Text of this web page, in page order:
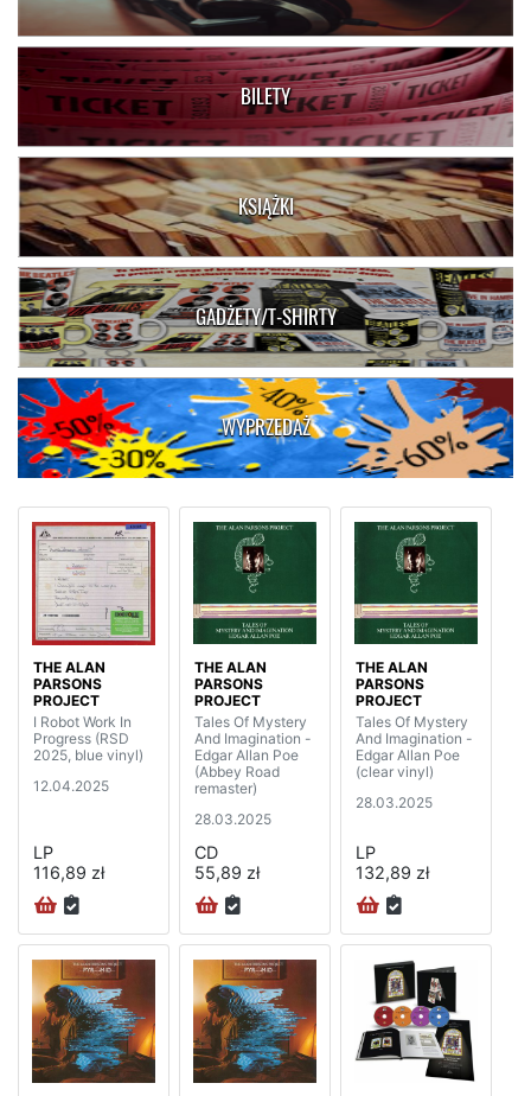
BILETY
KSIĄŻKI
GADŻETY/T-SHIRTY
WYPRZEDAŻ
THE ALAN
PARSONS
PROJECT
I Robot Work In
Progress (RSD
2025, blue vinyl)
12.04.2025
LP
116,89 zł
THE ALAN
PARSONS
PROJECT
Tales Of Mystery
And Imagination -
Edgar Allan Poe
(Abbey Road
remaster)
28.03.2025
CD
55,89 zł
THE ALAN
PARSONS
PROJECT
Tales Of Mystery
And Imagination -
Edgar Allan Poe
(clear vinyl)
28.03.2025
LP
132,89 zł